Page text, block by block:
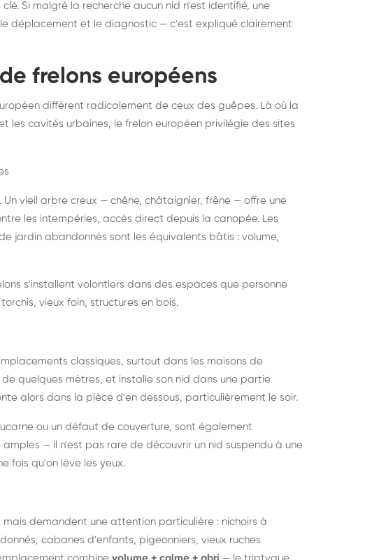
Si malgré la recherche aucun nid n'est identifié, une
déplacement et le diagnostic — c'est expliqué clairement
frelons européens
diffèrent radicalement de ceux des guêpes. Là où la
les cavités urbaines, le frelon européen privilégie des sites
vieil arbre creux — chêne, châtaignier, frêne — offre une
les intempéries, accès direct depuis la canopée. Les
jardin abandonnés sont les équivalents bâtis : volume,
s'installent volontiers dans des espaces que personne
vieux foin, structures en bois.
classiques, surtout dans les maisons de
quelques mètres, et installe son nid dans une partie
alors dans la pièce d'en dessous, particulièrement le soir.
ou un défaut de couverture, sont également
— il n'est pas rare de découvrir un nid suspendu à une
fois qu'on lève les yeux.
demandent une attention particulière : nichoirs à
cabanes d'enfants, pigeonniers, vieux ruches